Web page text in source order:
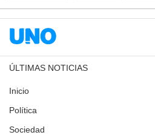
ÚLTIMAS NOTICIAS
Inicio
Política
Sociedad